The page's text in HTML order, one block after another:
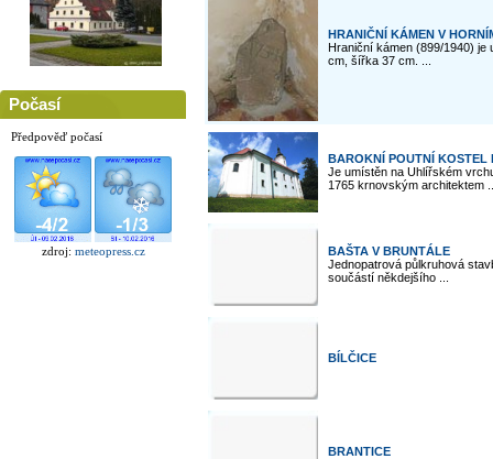
Počasí
Předpověď počasí
zdroj: meteopress.cz
HRANIČNÍ KÁMEN V
Hraniční kámen (899/1940) je
cm, šířka 37 cm. ...
BAROKNÍ POUTNÍ KOSTEL
Je umístěn na Uhlířském
1765 krnovským architektem
BAŠTA V BRUNTÁLE
Jednopatrová půlkruhová
součástí někdejšího ...
BÍLČICE
BRANTICE